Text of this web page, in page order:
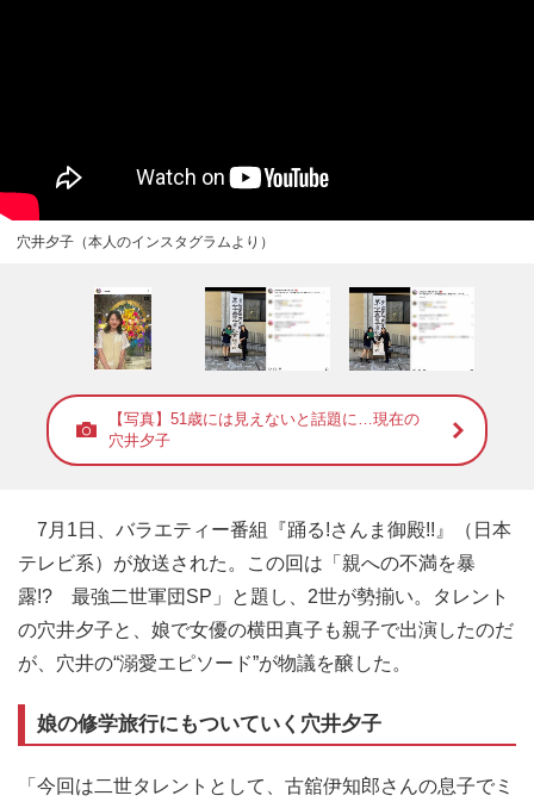
穴井夕子（本人のインスタグラムより）
【写真】51歳には見えないと話題に…現在の
穴井夕子
7月1日、バラエティー番組『踊る!さんま御殿!!』（日本
テレビ系）が放送された。この回は「親への不満を暴
露!? 最強二世軍団SP」と題し、2世が勢揃い。タレント
の穴井夕子と、娘で女優の横田真子も親子で出演したのだ
が、穴井の“溺愛エピソード”が物議を醸した。
娘の修学旅行にもついていく穴井夕子
「今回は二世タレントとして、古舘伊知郎さんの息子でミ